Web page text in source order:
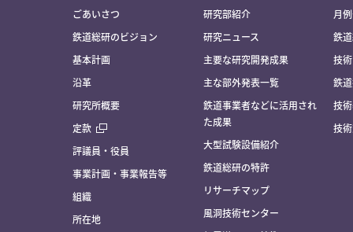
ごあいさつ
鉄道総研のビジョン
基本計画
沿革
研究所概要
定款
評議員・役員
事業計画・事業報告等
組織
所在地
研究部紹介
研究ニュース
主要な研究開発成果
主な部外発表一覧
鉄道事業者などに活用され
た成果
大型試験設備紹介
鉄道総研の特許
リサーチマップ
風洞技術センター
月
鉄
技
鉄
技
技